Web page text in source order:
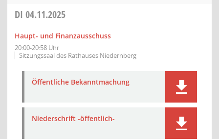
DI 04.11.2025
Haupt- und Finanzausschuss
20:00-20:58 Uhr
Sitzungssaal des Rathauses Niedernberg
Öffentliche Bekanntmachung
Niederschrift -öffentlich-